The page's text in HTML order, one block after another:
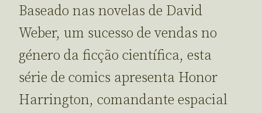
Baseado nas novelas de David
Weber, um sucesso de vendas no
género da ficção científica, esta
série de comics apresenta Honor
Harrington, comandante espacial